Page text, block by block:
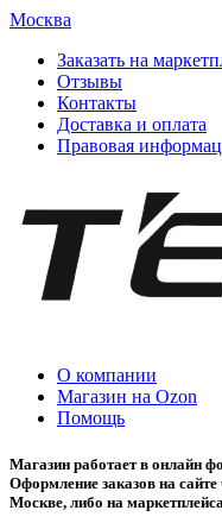
Москва
Заказать на
Отзывы
Контакты
Доставка и оплата
Правовая
О компании
Магазин на Ozon
Помощь
Магазин работает в онлайн
Оформление заказов на
Москве, либо на